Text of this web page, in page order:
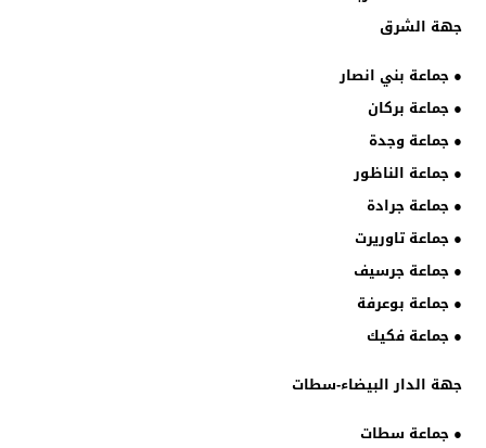
جهة الشرق
● جماعة بني انصار
● جماعة بركان
● جماعة وجدة
● جماعة الناظور
● جماعة جرادة
● جماعة تاوريرت
● جماعة جرسيف
● جماعة بوعرفة
● جماعة فكيك
جهة الدار البيضاء-سطات
● جماعة سطات